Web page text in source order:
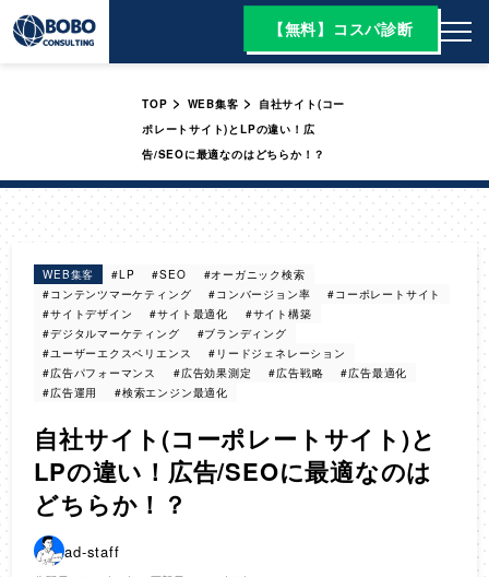
【無料】コスパ診断
TOP > WEB集客 >
自社サイト(コー
ポレートサイト)とLPの違い！広
告/SEOに最適なのはどちらか！？
WEB集客 #LP #SEO
#オーガニック検索
#コンテンツマーケティング
#コンバージョン率
#コーポレートサイト
#サイトデザイン
#サイト最適化
#サイト構築
#デジタルマーケティング
#ブランディング
#ユーザーエクスペリエンス
#リードジェネレーション
#広告パフォーマンス
#広告効果測定 #広告戦略
#広告最適化
#広告運用
#検索エンジン最適化
自社サイト(コーポレートサイト)と
LPの違い！広告/SEOに最適なのは
どちらか！？
ad-staff